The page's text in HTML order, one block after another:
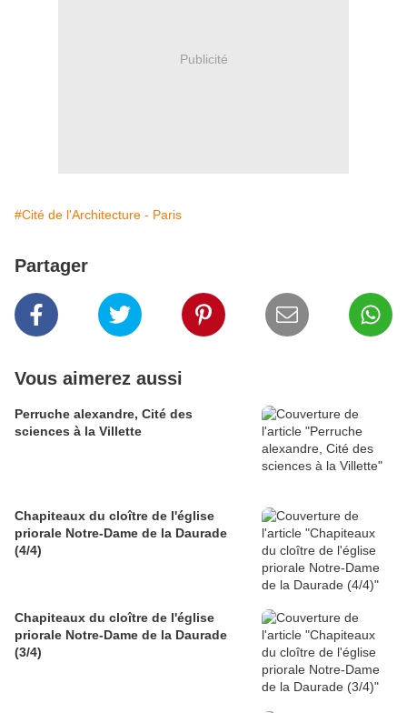
Publicité
#Cité de l'Architecture - Paris
Partager
Vous aimerez aussi
Perruche alexandre, Cité des
sciences à la Villette
Chapiteaux du cloître de l'église
priorale Notre-Dame de la Daurade
(4/4)
Chapiteaux du cloître de l'église
priorale Notre-Dame de la Daurade
(3/4)